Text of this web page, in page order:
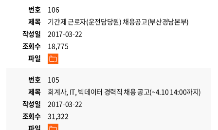
번호
106
제목
기간제 근로자(운전담당원) 채용공고(부산경남본부)
작성일
2017-03-22
조회수
18,775
파일
번호
105
제목
회계사, IT, 빅데이터 경력직 채용 공고(~4.10 14:00까지)
작성일
2017-03-22
조회수
31,322
파일